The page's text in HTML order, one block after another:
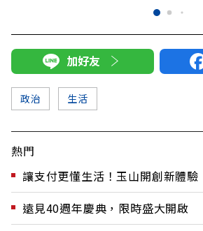
加好友
政治 生活
熱門
讓支付更懂生活！玉山開創新體驗
遠見40週年慶典，限時盛大開啟